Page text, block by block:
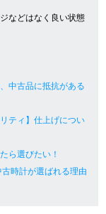
グ
などはなく良い状態
中古品に抵抗がある
ティ】仕上げについ
ら選びたい！
時計が選ばれる理由